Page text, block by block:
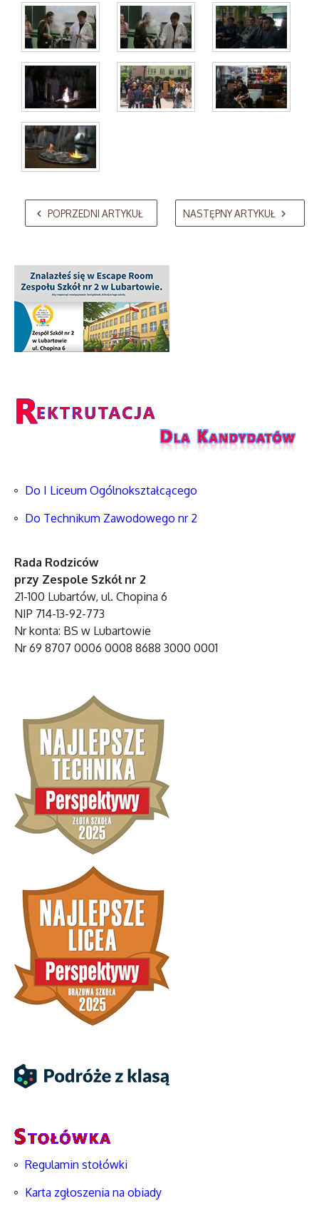
AdmirorGallery 5.2.0, author/sVasiljevski Kekeljevic.
POPRZEDNI ARTYKUŁ NASTĘPNY ARTYKUŁ
Do I Liceum Ogólnokształcącego
Do Technikum Zawodowego nr 2
Rada Rodziców
przy Zespole Szkół nr 2
21-100 Lubartów, ul. Chopina 6
NIP 714-13-92-773
Nr konta: BS w Lubartowie
Nr 69 8707 0006 0008 8688 3000 0001
Regulamin stołówki
Karta zgłoszenia na obiady